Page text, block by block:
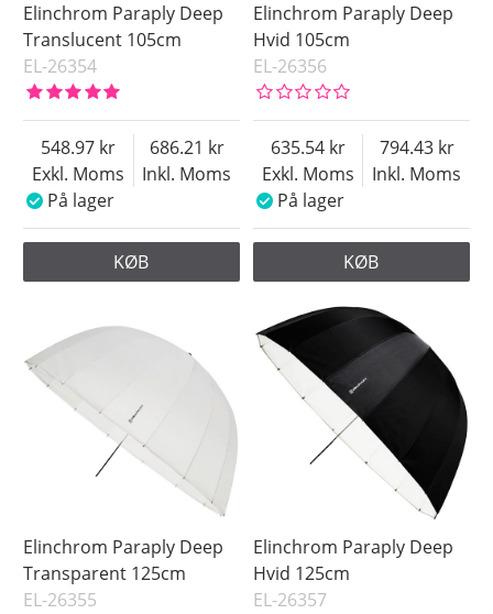
Elinchrom Paraply Deep
Translucent 105cm
EL-26354
Exkl. Moms
548.97
Inkl. Moms
686.21
På lager
KØB
Elinchrom Paraply Deep
Hvid 105cm
EL-26356
Exkl. Moms
635.54
Inkl. Moms
794.43
På lager
KØB
Elinchrom Paraply Deep
Transparent 125cm
EL-26355
Elinchrom Paraply Deep
Hvid 125cm
EL-26357